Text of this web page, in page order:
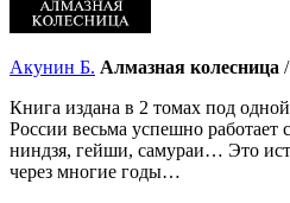
Акунин Б. Алмазная колесница /
Книга издана в 2 томах под
России весьма успешно
ниндзя, гейши, самураи… Это
через многие годы…